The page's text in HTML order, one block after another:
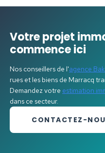
Votre projet
commence ici
Nos conseillers de l'agence
rues et les biens de Marracq
Demandez votre estimation
dans ce secteur.
CONTACTEZ-